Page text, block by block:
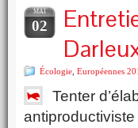
MAI
02
Écologie Européennes
Tenter